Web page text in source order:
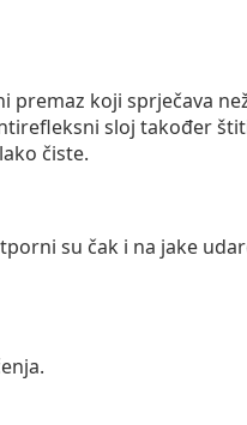
premaz koji sprječava
sloj također
čiste.
su čak i na jake